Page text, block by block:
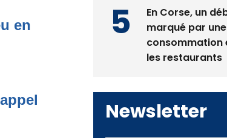
en
consommation
les restaurants